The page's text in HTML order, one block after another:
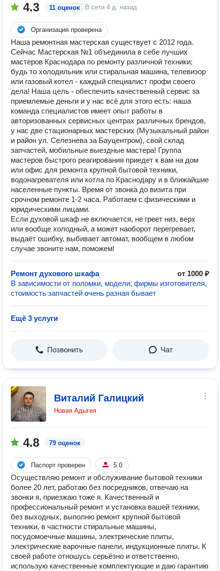
4.3 11 оценок В сети 4 д. назад
Организация проверена
Наша ремонтная мастерская существует с 2012 года.
Сейчас Мастерская №1 объединила в себе лучших
мастеров Краснодара по ремонту различной техники;
будь то холодильник или стиральная машина, телевизор
или газовый котел - каждый специалист профи своего
дела! Наша цель - обеспечить качественный сервис за
приемлемые деньги и у нас всё для этого есть: наша
команда специалистов имеет опыт работы в
авторизованных сервисных центрах различных брендов,
у нас две стационарных мастерских (Музыкальный район
и район ул. Селезнева за Бауцентром), свой склад
запчастей, мобильные выездные мастера! Группа
мастеров быстрого реагирования приедет к вам на дом
или офис для ремонта крупной бытовой техники,
водонагревателя или котла по Краснодару и в ближайшие
населенные пункты. Время от звонка до визита при
срочном ремонте 1-2 часа. Работаем с физическими и
юридическими лицами.
Если духовой шкаф не включается, не греет низ, верх
или вообще холодный, а может наоборот перегревает,
выдаёт ошибку, выбивает автомат, вообщем в любом
случае звоните нам, поможем!
Ремонт духового шкафа
от 1000 ₽
В зависимости от поломки, модели, фирмы изготовителя,
стоимость запчастей очень разная бывает
Ещё 3 услуги
Позвонить Чат
Виталий Галицкий
Новая Адыгея
4.8 79 оценок
Паспорт проверен 5.0
Осуществляю ремонт и обслуживание бытовой техники
более 20 лет, работаю без посредников, отвечаю на
звонки я, приезжаю тоже я. Качественный и
профессиональный ремонт и установка вашей техники,
без выходных, выполню ремонт крупной бытовой
техники, в частности стиральные машины,
посудомоечные машины, электрические плиты,
электрические варочные панели, индукционные плиты. К
своей работе отношусь серьёзно и ответственно,
использую качественные комплектующие и даю гарантию